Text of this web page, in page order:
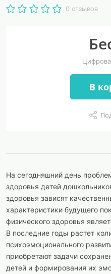
0 отзывов
В
На сегодняшний день
здоровья детей
здоровья зависят
характеристики будущего
физического здоровья
В последние годы растет
психоэмоционального
приобретают задачи
детей и формирования их